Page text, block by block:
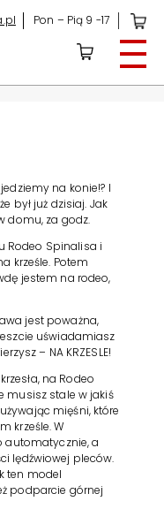
Pon – Pią 9 -17
na konie!? I
był już dzisiaj. Jak
domu, za godz.
Rodeo Spinalisa i
krześle. Potem
jestem na rodeo,
jest poważna,
uświadamiasz
– NA KRZESLE!
na Rodeo
musisz stale w jakiś
mięśni, które
krześle. W
automatycznie, a
lędźwiowej pleców.
ten model
podparcie górnej